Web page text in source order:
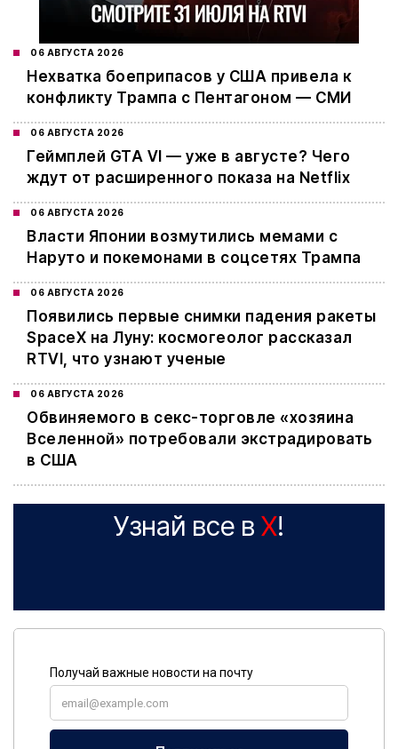
06 АВГУСТА 2026
Нехватка боеприпасов у США привела к
конфликту Трампа с Пентагоном — СМИ
06 АВГУСТА 2026
Геймплей GTA VI — уже в августе? Чего
ждут от расширенного показа на Netflix
06 АВГУСТА 2026
Власти Японии возмутились мемами с
Наруто и покемонами в соцсетях Трампа
06 АВГУСТА 2026
Появились первые снимки падения ракеты
SpaceX на Луну: космогеолог рассказал
RTVI, что узнают ученые
06 АВГУСТА 2026
Обвиняемого в секс-торговле «хозяина
Вселенной» потребовали экстрадировать
в США
Узнай все в X!